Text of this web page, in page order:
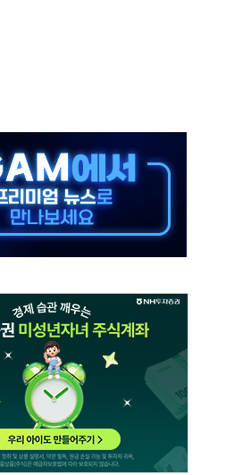
업익 853억
무패 外
자립' 일환
시장 규제 탓 커
파트너십 체결
테이블에